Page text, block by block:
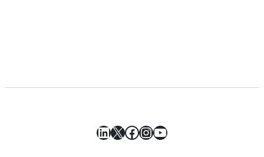
LinkedIn
X Facebook
Instagram
YouTube